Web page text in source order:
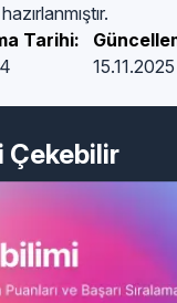
Tarihi:
15.11.2025
Çekebilir